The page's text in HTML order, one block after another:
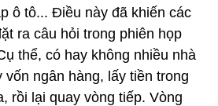
ô tô... Điều này đã khiến các
ra câu hỏi trong phiên họp
thể, có hay không nhiều nhà
ngân hàng, lấy tiền trong
rồi lại quay vòng tiếp. Vòng